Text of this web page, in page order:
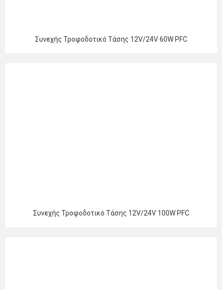
Συνεχής Τροφοδοτικό Τάσης 12V/24V 60W PFC
Συνεχής Τροφοδοτικό Τάσης 12V/24V 100W PFC